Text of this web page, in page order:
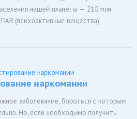
нашей планеты — 210 млн.
(психоактивные вещества).
наркомании
заболевание, бороться с которым
Но, если необходимо получить